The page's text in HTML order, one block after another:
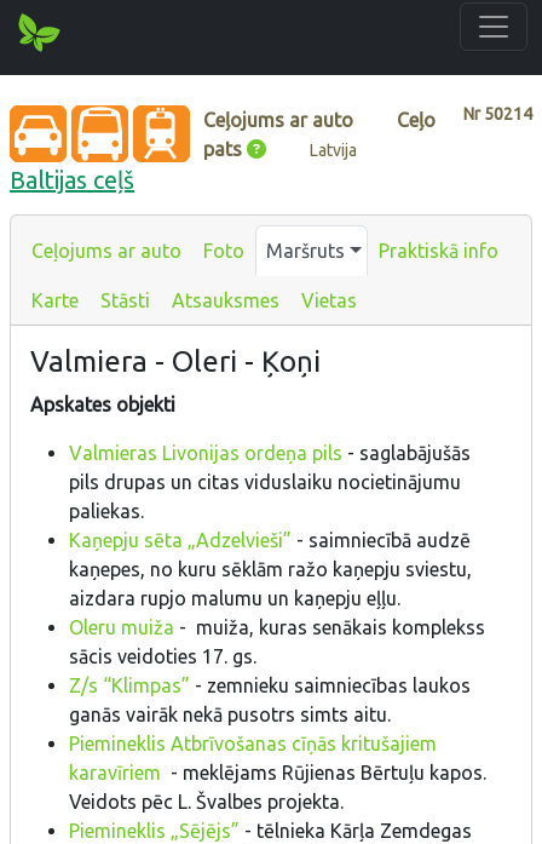
Nr50214
Ceļojums ar auto
Ceļo
pats
Latvija
Baltijas ceļš
Ceļojums ar auto Foto Maršruts Praktiskā info
Karte Stāsti Atsauksmes Vietas
Valmiera - Oleri - Ķoņi
Apskates objekti
Valmieras Livonijas ordeņa pils - saglabājušās
pils drupas un citas viduslaiku nocietinājumu
paliekas.
Kaņepju sēta „Adzelvieši” - saimniecībā audzē
kaņepes, no kuru sēklām ražo kaņepju sviestu,
aizdara rupjo malumu un kaņepju eļļu.
Oleru muiža - muiža, kuras senākais komplekss
sācis veidoties 17. gs.
Z/s “Klimpas” - zemnieku saimniecības laukos
ganās vairāk nekā pusotrs simts aitu.
Piemineklis Atbrīvošanas cīņās kritušajiem
karavīriem - meklējams Rūjienas Bērtuļu kapos.
Veidots pēc L. Švalbes projekta.
Piemineklis „Sējējs” - tēlnieka Kārļa Zemdegas